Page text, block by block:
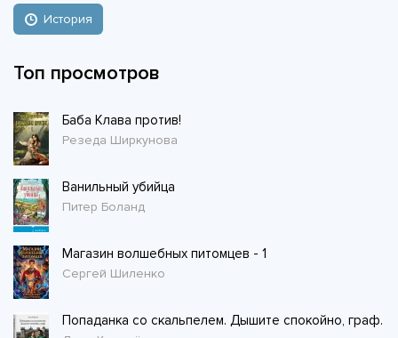
История
Топ просмотров
Баба Клава против!
Резеда Ширкунова
Ванильный убийца
Питер Боланд
Магазин волшебных питомцев - 1
Сергей Шиленко
Попаданка со скальпелем. Дышите спокойно, граф.